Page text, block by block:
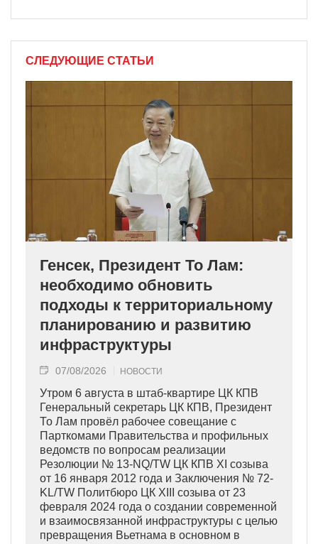
СЛЕДУЮЩИЕ СТАТЬИ
Генсек, Президент То Лам:
необходимо обновить
подходы к территориальному
планированию и развитию
инфраструктуры
07/08/2026 НОВОСТИ
Утром 6 августа в штаб-квартире ЦК КПВ
Генеральный секретарь ЦК КПВ, Президент
То Лам провёл рабочее совещание с
Парткомами Правительства и профильных
ведомств по вопросам реализации
Резолюции № 13-NQ/TW ЦК КПВ XI созыва
от 16 января 2012 года и Заключения № 72-
KL/TW Политбюро ЦК XIII созыва от 23
февраля 2024 года о создании современной
и взаимосвязанной инфраструктуры с целью
превращения Вьетнама в основном в